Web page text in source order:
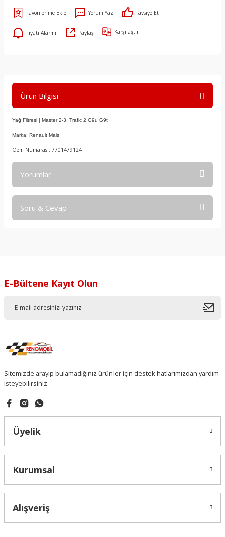
Yorum Yaz Tavsiye Et
Fiyatı Alarmı Paylaş Karşılaştır
Ürün Bilgisi
Yağ Filtresi | Master 2-3, Trafic 2 G9u G9t
Marka: Renault Mais
Oem Numarası: 7701479124
Yorumlar
Soru & Cevap
E-Bültene Kayıt Olun
Sitemizde arayıp bulamadığınız ürünler için destek hatlarımızdan yardım
isteyebilirsiniz.
Üyelik
Kurumsal
Alışveriş